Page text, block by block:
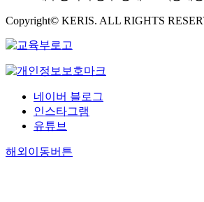
Copyright© KERIS. ALL RIGHTS
네이버 블로그
인스타그램
유튜브
해외이동버튼